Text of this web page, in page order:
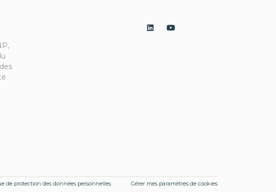
de protection des données personnelles Gérer mes paramètres de cookies